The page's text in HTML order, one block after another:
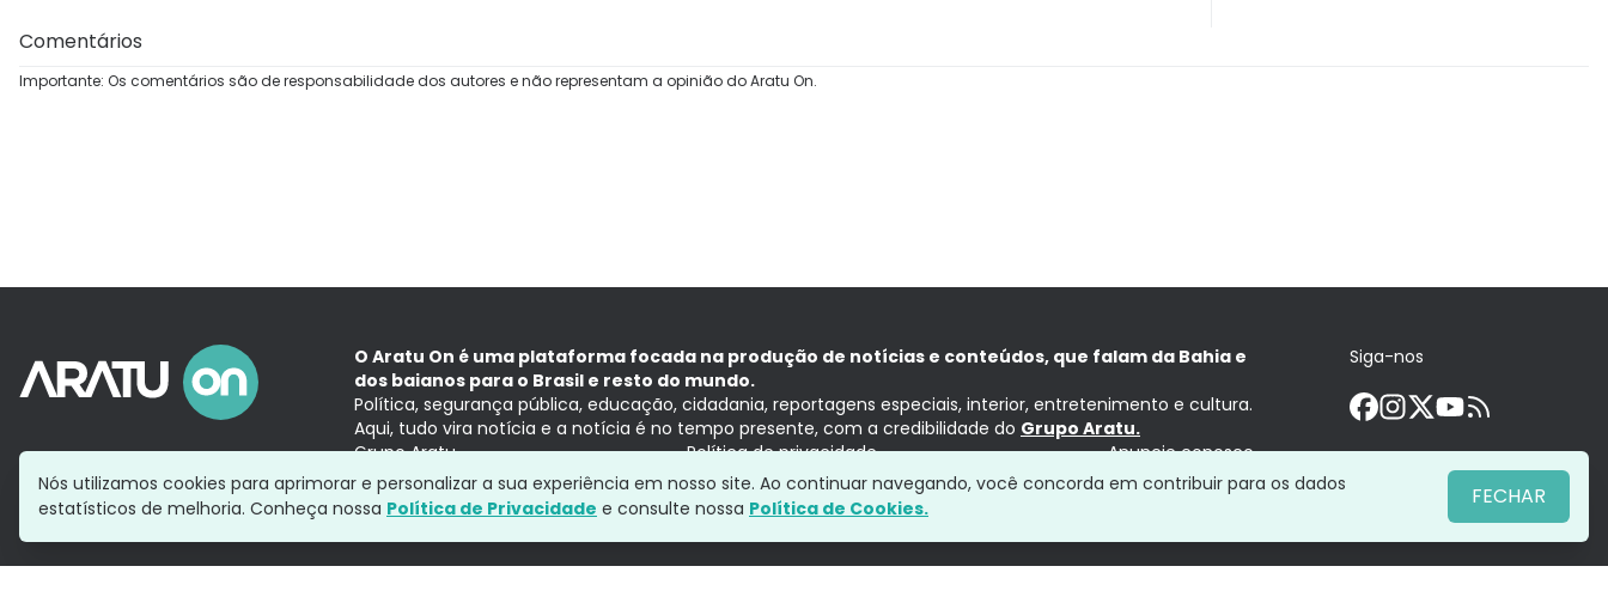
Comentários
Importante: Os comentários são de responsabilidade dos autores e não representam a opinião do Aratu On.
O Aratu On é uma plataforma focada na produção de notícias e conteúdos, que falam da Bahia e
dos baianos para o Brasil e resto do mundo.
Política, segurança pública, educação, cidadania, reportagens especiais, interior, entretenimento e cultura.
Aqui, tudo vira notícia e a notícia é no tempo presente, com a credibilidade do Grupo Aratu.
Grupo Aratu
Política de privacidade Anuncie conosco
Siga-nos
Nós utilizamos cookies para aprimorar e personalizar a sua experiência em nosso site. Ao continuar navegando, você concorda em contribuir para os dados
estatísticos de melhoria. Conheça nossa Política de Privacidade e consulte nossa Política de Cookies. FECHAR